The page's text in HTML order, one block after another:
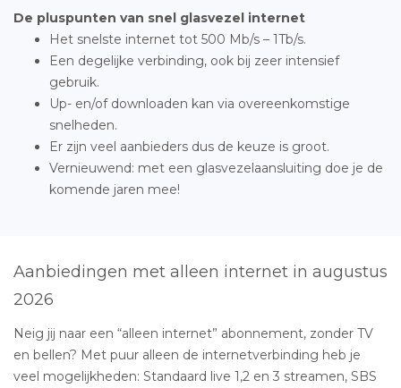
De pluspunten van snel glasvezel internet
Het snelste internet tot 500 Mb/s – 1Tb/s.
Een degelijke verbinding, ook bij zeer intensief
gebruik.
Up- en/of downloaden kan via overeenkomstige
snelheden.
Er zijn veel aanbieders dus de keuze is groot.
Vernieuwend: met een glasvezelaansluiting doe je de
komende jaren mee!
Aanbiedingen met alleen internet in augustus
2026
Neig jij naar een “alleen internet” abonnement, zonder TV
en bellen? Met puur alleen de internetverbinding heb je
veel mogelijkheden: Standaard live 1,2 en 3 streamen, SBS